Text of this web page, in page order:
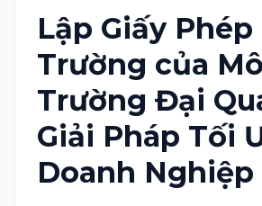
Lập Giấy Phép
Trường của
Trường Đại
Giải Pháp Tối
Doanh Nghiệp